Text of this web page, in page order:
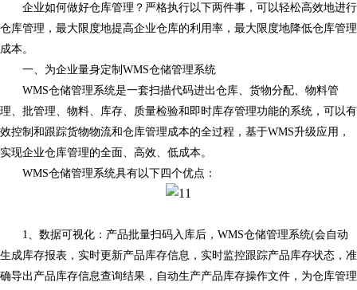
企业如何做好仓库管理？严格执行以下两件事，可以轻松高效地进行
仓库管理，最大限度地提高企业仓库的利用率，最大限度地降低仓库管理
成本。
一、为企业量身定制 WMS仓储管理系统
WMS仓储管理系统是一套扫描代码进出仓库、货物分配、物料管
理、批管理、物料、库存、质量检验和即时库存管理功能的系统，可以有
效控制和跟踪货物物流和仓库管理成本的全过程，基于WMS升级应用，
实现企业仓库管理的全面、高效、低成本。
WMS仓储管理系统具有以下四个优点：
1、数据可视化 ： 产品批量扫码入库后， WMS仓储管理系统(会自动
生成库存报表，实时更新产品库存信息，实时监控跟踪产品库存状态，准
确导出产品库存信息查询结果，自动生产产品库存操作文件，为仓库管理